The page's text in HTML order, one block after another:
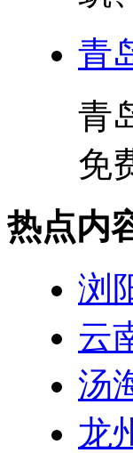
青
青
免
热点内
浏
云
汤
龙